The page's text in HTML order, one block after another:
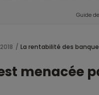
Guide
La rentabilité des
menacée